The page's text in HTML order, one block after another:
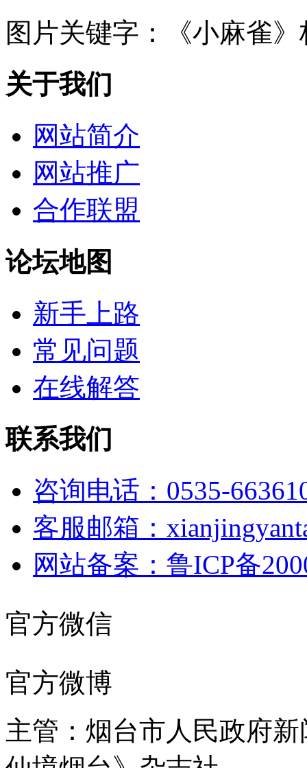
图片关键字：
《小麻雀
关于我们
网站简介
网站推广
合作联盟
论坛地图
新手上路
常见问题
在线解答
联系我们
咨询电话：0535-
客服邮箱：
网站备案：鲁ICP备
官方微信
官方微博
主管：烟台市人民政府